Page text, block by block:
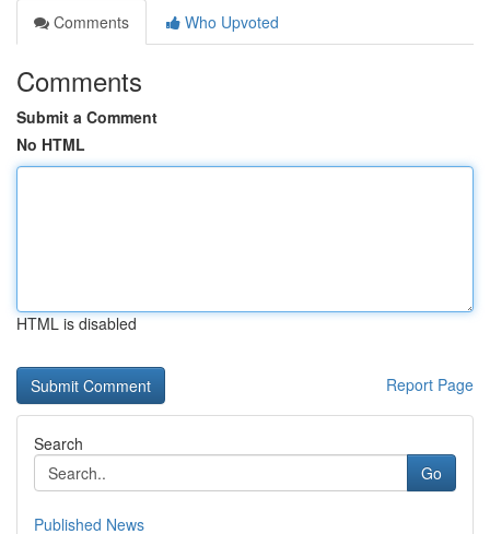
Comments
Who Upvoted
Comments
Submit a Comment
No HTML
HTML is disabled
Report Page
Search
Go
Published News